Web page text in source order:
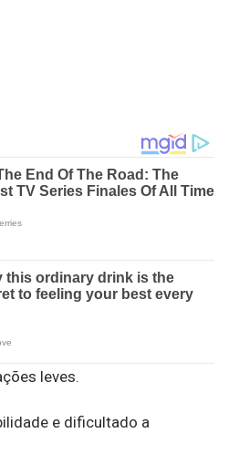
leves.
e dificultado a